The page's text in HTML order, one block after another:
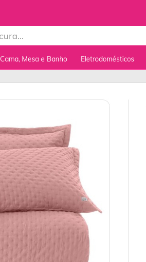
Cama, Mesa e Banho Eletrodomésticos